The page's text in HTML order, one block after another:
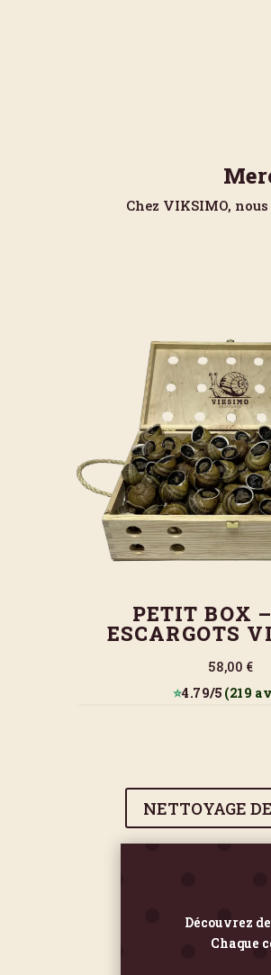
Chez VIKSIMO,
PETIT BOX
ESCARGOTS
58,00 €
⭐4.79/5 (219
NETTOYAGE
Découvrez
Chaque